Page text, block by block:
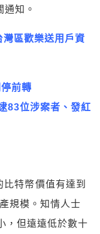
知。
區歡樂送用戶資
前轉
83位涉案者、發紅
特幣價值有達到
規模。知情人士
，但遠遠低於數十